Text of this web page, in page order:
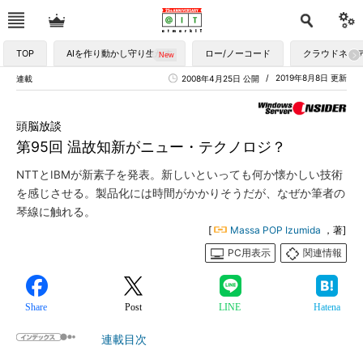
TOP AIを作り動かし守り生かす ロー/ノーコード クラウドネイ
連載 2019年8月8日 更新
2008年4月25日 公開
第95回 温故知新がニュー・テクノロジ？
頭脳放談
NTTとIBMが新素子を発表。新しいといっても何か懐かしい技術
を感じさせる。製品化には時間がかかりそうだが、なぜか筆者の
琴線に触れる。
[ Massa POP Izumida ，著]
PC用表示
関連情報
Share Post LINE Hatena
連載目次